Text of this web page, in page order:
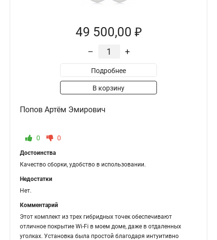
49 500,00 ₽
– +
Подробнее
В корзину
Попов Артём Эмирович
0 0
Достоинства
Качество сборки, удобство в использовании.
Недостатки
Нет.
Комментарий
Этот комплект из трех гибридных точек обеспечивают
отличное покрытие Wi-Fi в моем доме, даже в отдаленных
уголках. Установка была простой благодаря интуитивно